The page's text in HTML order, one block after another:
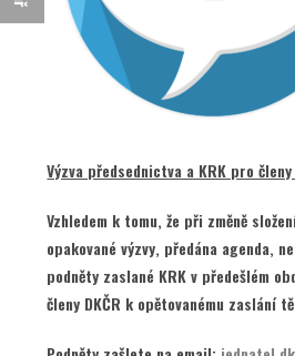
Výzva předsednictva a KRK pro členy
Vzhledem k tomu, že při změně
opakované výzvy, předána agenda,
podněty zaslané KRK v předešlém
členy DKČR k opětovanému zaslání